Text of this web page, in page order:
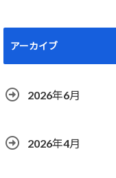
アーカイブ
2026年6月
2026年4月